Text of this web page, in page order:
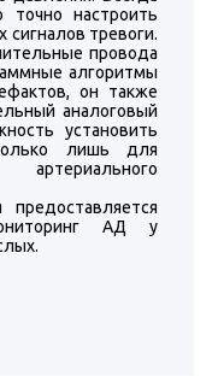
точно настроить
тревоги.
провода
алгоритмы
он также
аналоговый
установить
лишь для
АД у